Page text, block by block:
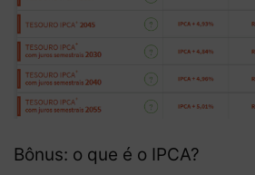
Bônus: o que é o IPCA?